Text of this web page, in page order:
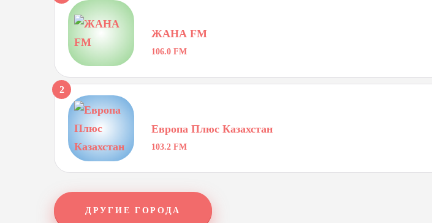
ЖАНА FM
106.0 FM
2
Европа Плюс Казахстан
103.2 FM
ДРУГИЕ ГОРОДА